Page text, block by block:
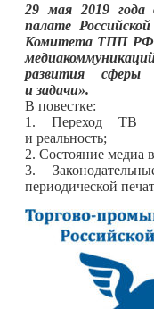
29 мая 2019 года
палате
Комитета ТПП РФ
развития сферы
и задачи».
В повестке:
1. Переход ТВ
и реальность;
2. Состояние
3.
периодической